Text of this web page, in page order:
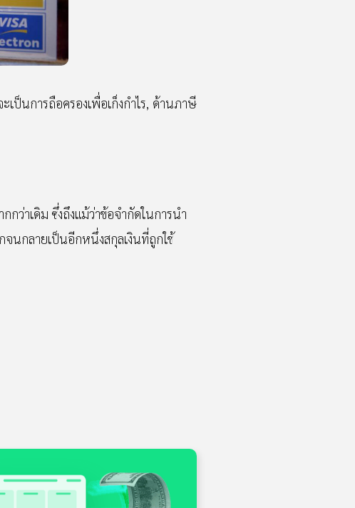
เป็นการถือครองเพื่อเก็งกำไร, ด้านภาษี
กว่าเดิม ซึ่งถึงแม้ว่าข้อจำกัดในการนำ
นกลายเป็นอีกหนึ่งสกุลเงินที่ถูกใช้